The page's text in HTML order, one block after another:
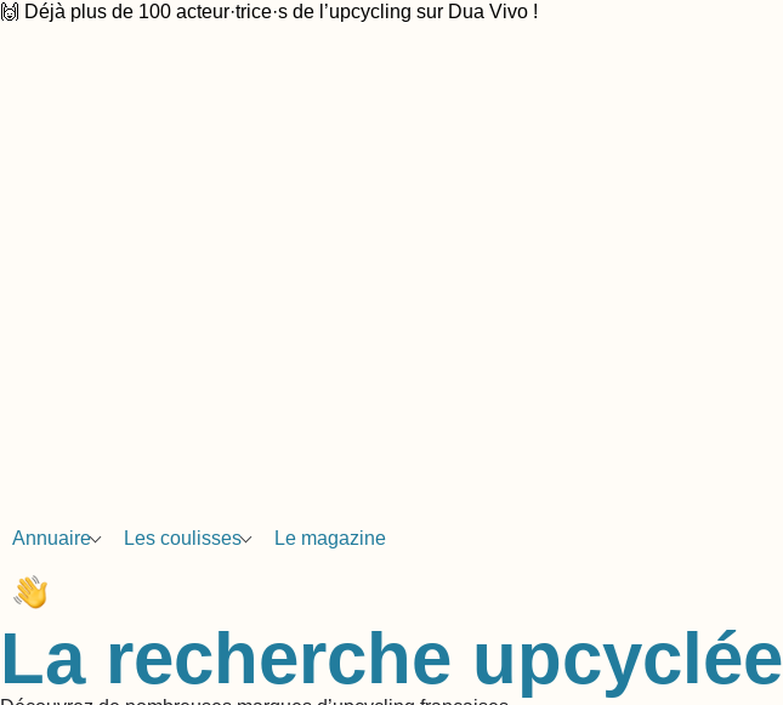
🙌 Déjà plus de 100 acteur·trice·s de l’upcycling sur Dua Vivo !
Annuaire Les coulisses Le magazine
La recherche upcyclée